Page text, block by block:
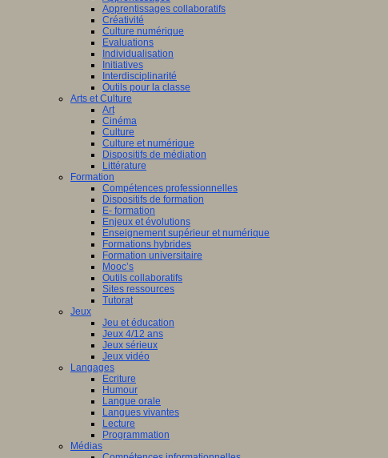
Apprentissages collaboratifs
Créativité
Culture numérique
Evaluations
Individualisation
Initiatives
Interdisciplinarité
Outils pour la classe
Arts et Culture
Art
Cinéma
Culture
Culture et numérique
Dispositifs de médiation
Littérature
Formation
Compétences professionnelles
Dispositifs de formation
E- formation
Enjeux et évolutions
Enseignement supérieur et numérique
Formations hybrides
Formation universitaire
Mooc’s
Outils collaboratifs
Sites ressources
Tutorat
Jeux
Jeu et éducation
Jeux 4/12 ans
Jeux sérieux
Jeux vidéo
Langages
Ecriture
Humour
Langue orale
Langues vivantes
Lecture
Programmation
Médias